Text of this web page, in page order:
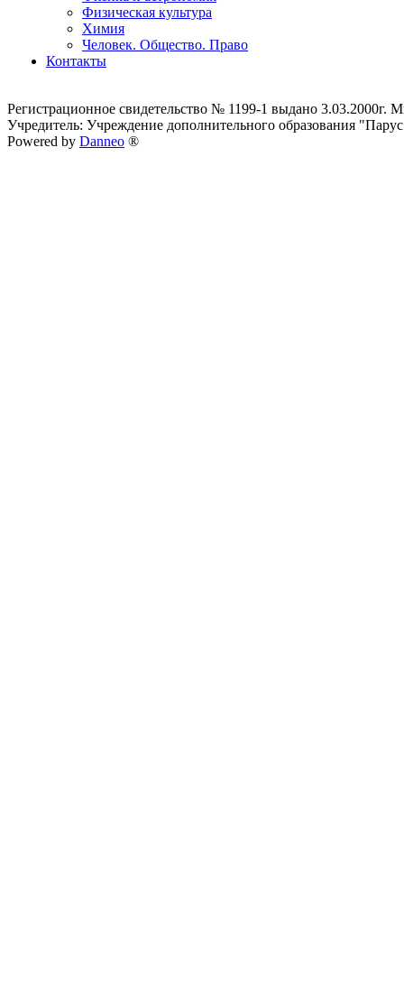
Физическая культура
Химия
Человек. Общество. Право
Контакты
Регистрационное свидетельство № 1199-1 выдано 3.03.2000г.
Учредитель: Учреждение дополнительного образования
Powered by Danneo ®